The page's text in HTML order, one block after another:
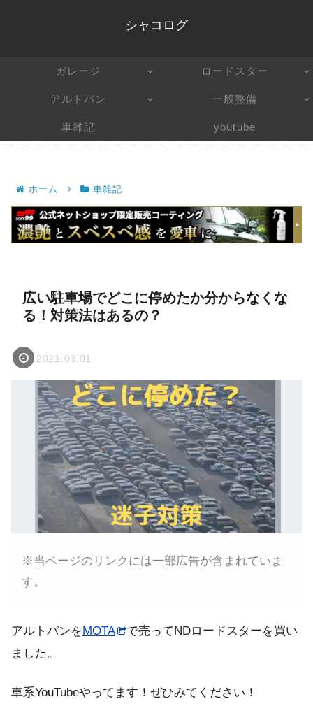
シャコログ
ガレージ ロードスター
アルトバン 一般整備
車雑記 youtube
ホーム 車雑記
広い駐車場でどこに停めたか分からなくな
る！対策法はあるの？
2021.03.01
※当ページのリンクには一部広告が含まれていま
す。
アルトバンをMOTA
で売ってNDロードスターを買い
ました。
車系YouTubeやってます！ぜひみてください！